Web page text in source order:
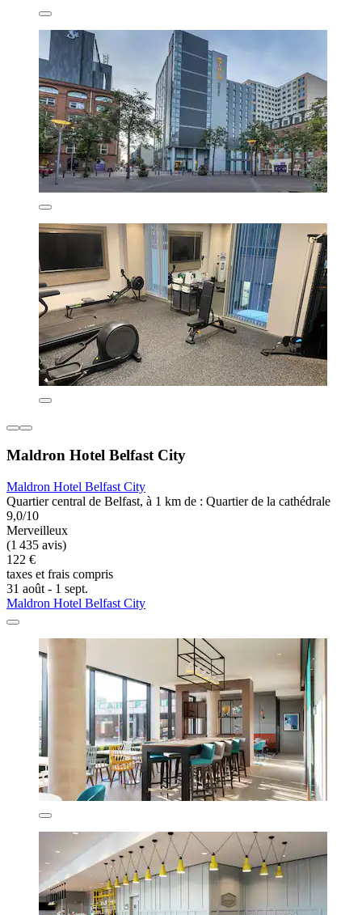
Maldron Hotel Belfast City
Maldron Hotel Belfast City
Quartier central de Belfast, à 1 km de : Quartier de la cathédrale
9,0/10
Merveilleux
(1 435 avis)
122 €
taxes et frais compris
31 août - 1 sept.
Maldron Hotel Belfast City